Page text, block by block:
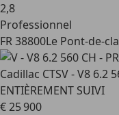
2,8
Professionnel
FR 38800Le Pont-de-
Cadillac CTSV - V8 6.2
ENTIÈREMENT SUIVI
€ 25 900